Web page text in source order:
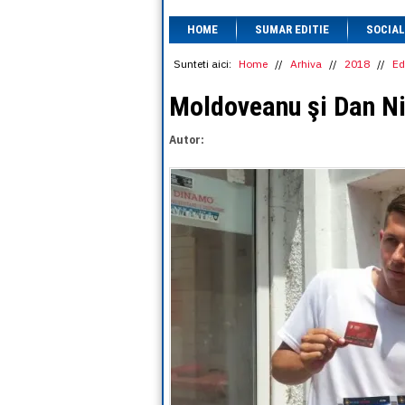
HOME SUMAR EDITIE SOCIAL
Sunteti aici: Home // Arhiva // 2018 //
Moldoveanu şi Dan
Autor: